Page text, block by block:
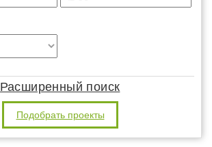
Расширенный поиск
Подобрать проекты